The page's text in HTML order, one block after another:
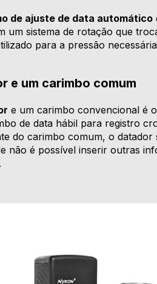
de ajuste de data automático
um sistema de rotação que
para a pressão
e um carimbo comum
e um carimbo convencional é o
de data hábil para registro
do carimbo comum, o datador
não é possível inserir outras